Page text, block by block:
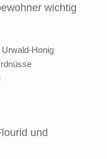
wichtig
Honig
und